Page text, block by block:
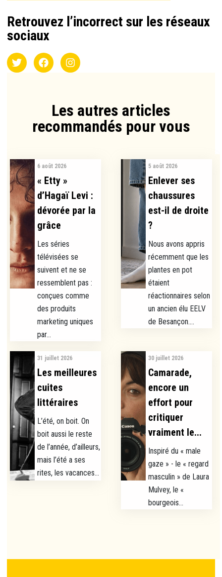
Retrouvez l’incorrect sur les réseaux
sociaux
Les autres articles
recommandés pour vous​
6 août 2026
« Etty »
d’Hagaï Levi :
dévorée par la
grâce
Les séries
télévisées se
suivent et ne se
ressemblent pas :
conçues comme
des produits
marketing uniques
par...
5 août 2026
Enlever ses
chaussures
est-il de droite
?
Nous avons appris
récemment que les
plantes en pot
étaient
réactionnaires selon
un ancien élu EELV
de Besançon....
31 juillet 2026
Les meilleures
cuites
littéraires
L’été, on boit. On
boit aussi le reste
de l’année, d’ailleurs,
mais l’été a ses
rites, les vacances...
30 juillet 2026
Camarade,
encore un
effort pour
critiquer
vraiment le...
Inspiré du « male
gaze » - le « regard
masculin » de Laura
Mulvey, le «
bourgeois...